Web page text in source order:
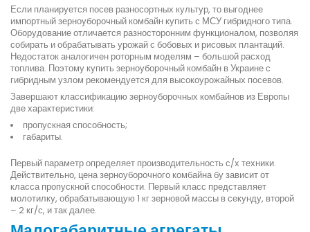
Если планируется посев разносортных культур, то выгоднее
импортный зерноуборочный комбайн купить с МСУ гибридного типа.
Оборудование отличается разносторонним функционалом, позволяя
собирать и обрабатывать урожай с бобовых и рисовых плантаций.
Недостаток аналогичен роторным моделям – большой расход
топлива. Поэтому купить зерноуборочный комбайн в Украине с
гибридным узлом рекомендуется для высокоурожайных посевов.
Завершают классификацию зерноуборочных комбайнов из Европы
две характеристики:
пропускная способность;
габариты.
Первый параметр определяет производительность с/х техники.
Действительно, цена зерноуборочного комбайна бу зависит от
класса пропускной способности. Первый класс представляет
молотилку, обрабатывающую 1 кг зерновой массы в секунду, второй
– 2 кг/с, и так далее.